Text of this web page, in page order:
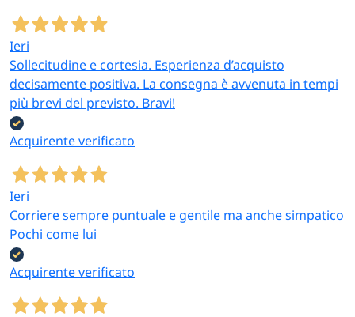
Ieri
Sollecitudine e cortesia. Esperienza d’acquisto
decisamente positiva. La consegna è avvenuta in tempi
più brevi del previsto. Bravi!
Acquirente verificato
Ieri
Corriere sempre puntuale e gentile ma anche simpatico
Pochi come lui
Acquirente verificato